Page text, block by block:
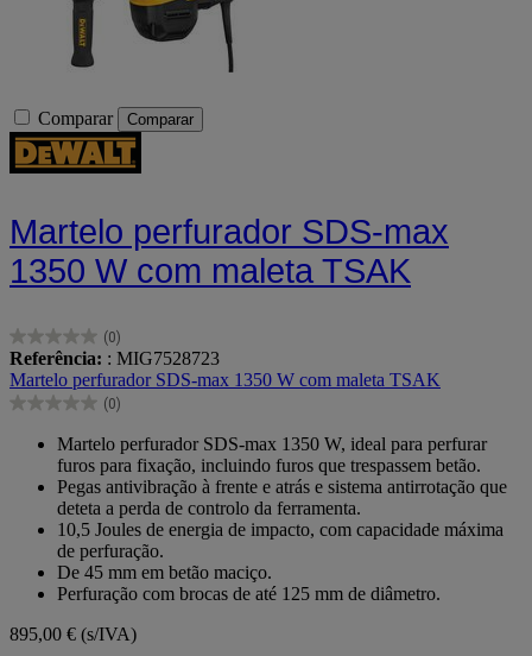
Comparar Comparar
Martelo perfurador SDS-max
1350 W com maleta TSAK
(0)
0.0
em
5
estrelas.
Referência: : MIG7528723
Martelo perfurador SDS-max 1350 W com maleta TSAK
(0)
0.0
estrelas.
Martelo perfurador SDS-max 1350 W, ideal para perfurar
furos para fixação, incluindo furos que trespassem betão.
Pegas antivibração à frente e atrás e sistema antirrotação que
deteta a perda de controlo da ferramenta.
10,5 Joules de energia de impacto, com capacidade máxima
de perfuração.
De 45 mm em betão maciço.
Perfuração com brocas de até 125 mm de diâmetro.
895,00 € (s/IVA)